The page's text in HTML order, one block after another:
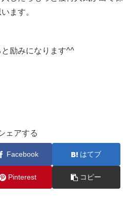
ます。
励みになります^^
ェアする
Facebook はてブ
Pinterest コピー